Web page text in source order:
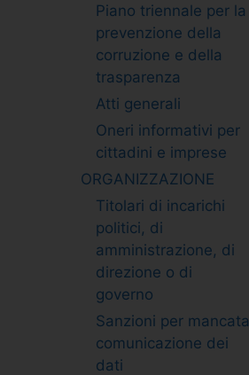
Piano triennale per la
prevenzione della
corruzione e della
trasparenza
Atti generali
Oneri informativi per
cittadini e imprese
ORGANIZZAZIONE
Titolari di incarichi
politici, di
amministrazione, di
direzione o di
governo
Sanzioni per mancata
comunicazione dei
dati